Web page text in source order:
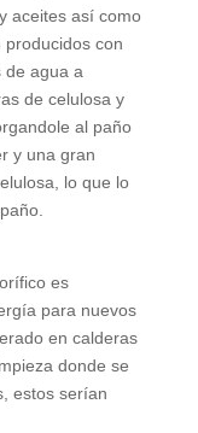
aceites así como
con
de agua a
de celulosa y
al paño
y una gran
lo que lo
es
para nuevos
en calderas
donde se
estos serían